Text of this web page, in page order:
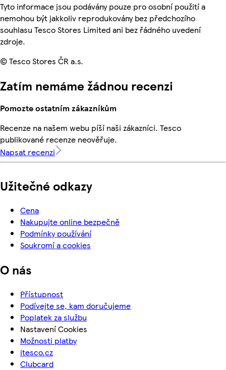
Tyto informace jsou podávány pouze pro osobní použití a
nemohou být jakkoliv reprodukovány bez předchozího
souhlasu Tesco Stores Limited ani bez řádného uvedení
zdroje.
© Tesco Stores ČR a.s.
Zatím nemáme žádnou recenzi
Pomozte ostatním zákazníkům
Recenze na našem webu píší naši zákazníci. Tesco
publikované recenze neověřuje.
Napsat recenzi
Užitečné odkazy
Cena
Nakupujte online bezpečně
Podmínky používání
Soukromí a cookies
O nás
Přístupnost
Podívejte se, kam doručujeme
Poplatek za službu
Nastavení Cookies
Možnosti platby
itesco.cz
Clubcard